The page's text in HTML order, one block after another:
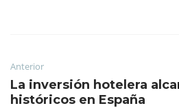
Anterior
La inversión hotelera
históricos en España